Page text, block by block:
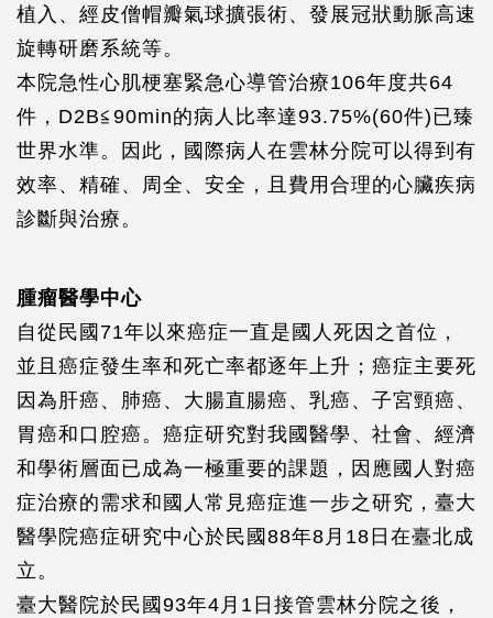
植入、經皮僧帽瓣氣球擴張術、發展冠狀動脈高速
旋轉研磨系統等。
本院急性心肌梗塞緊急心導管治療106年度共64
件，D2B≦90min的病人比率達93.75%(60件)已臻
世界水準。因此，國際病人在雲林分院可以得到有
效率、精確、周全、安全，且費用合理的心臟疾病
診斷與治療。
腫瘤醫學中心
自從民國71年以來癌症一直是國人死因之首位，
並且癌症發生率和死亡率都逐年上升；癌症主要死
因為肝癌、肺癌、大腸直腸癌、乳癌、子宮頸癌、
胃癌和口腔癌。癌症研究對我國醫學、社會、經濟
和學術層面已成為一極重要的課題，因應國人對癌
症治療的需求和國人常見癌症進一步之研究，臺大
醫學院癌症研究中心於民國88年8月18日在臺北成
立。
臺大醫院於民國93年4月1日接管雲林分院之後，